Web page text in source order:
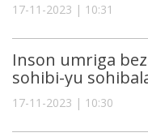
17-11-2023 | 10:31
Inson umriga
sohibi-yu
17-11-2023 | 10:30